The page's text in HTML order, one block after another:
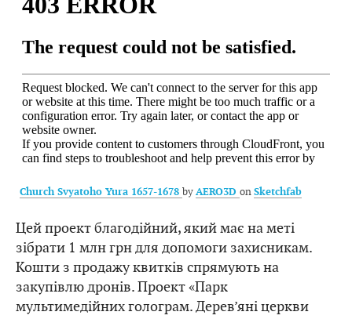
Church Svyatoho Yura 1657-1678 byAERO3D onSketchfab
Цей проект благодійний, який має на меті
зібрати 1 млн грн для допомоги захисникам.
Кошти з продажу квитків спрямують на
закупівлю дронів. Проект «Парк
мультимедійних голограм. Дерев’яні церкви